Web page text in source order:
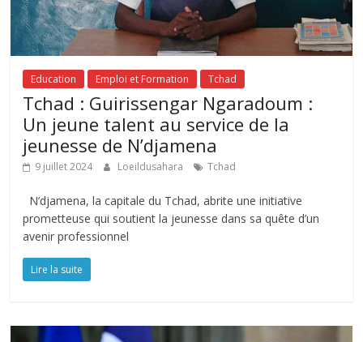
Education Emploi et Formation Tchad
Tchad : Guirissengar Ngaradoum :
Un jeune talent au service de la
jeunesse de N’djamena
9 juillet 2024 Loeildusahara Tchad
N’djamena, la capitale du Tchad, abrite une initiative
prometteuse qui soutient la jeunesse dans sa quête d’un
avenir professionnel
Lire la suite